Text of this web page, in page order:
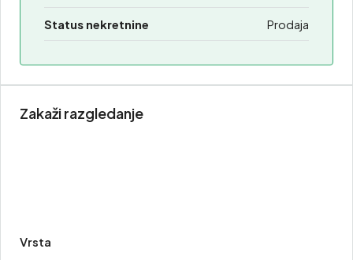
Status nekretnine Prodaja
Zakaži razgledanje
Vrsta